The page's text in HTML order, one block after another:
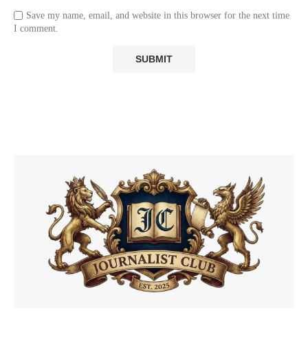
Save my name, email, and website in this browser for the next time
I comment.